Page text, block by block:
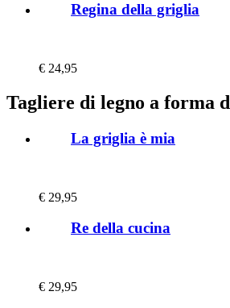
Regina della griglia
€ 24,95
Tagliere di legno a forma
La griglia è mia
€ 29,95
Re della cucina
€ 29,95